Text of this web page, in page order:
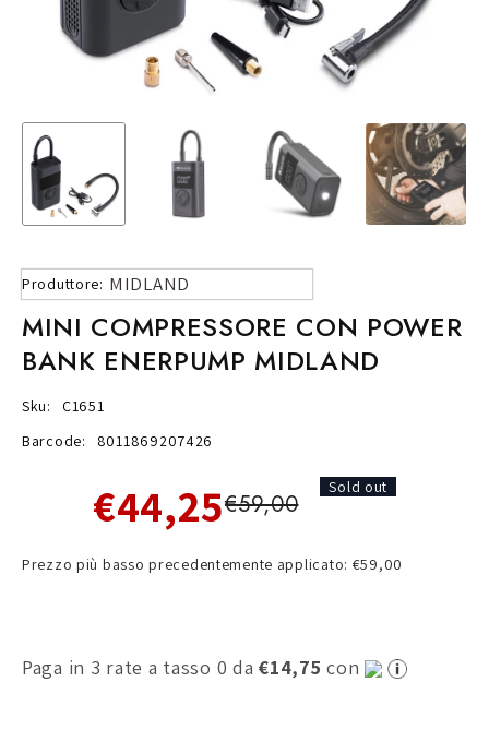
Produttore: MIDLAND
MINI COMPRESSORE CON POWER
BANK ENERPUMP MIDLAND
Sku:
C1651
Barcode:
8011869207426
€44,25€59,00
Sold out
Prezzo più basso precedentemente applicato: €59,00
Paga in 3 rate a tasso 0 da€14,75 con